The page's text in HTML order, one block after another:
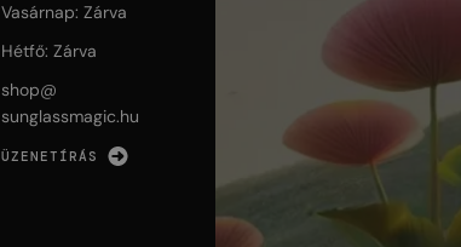
Vasárnap: Zárva
Hétfő: Zárva
shop@
sunglassmagic.hu
ÜZENETÍRÁS